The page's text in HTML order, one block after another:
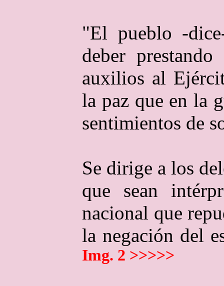
"El pueblo -
deber
auxilios al
la paz que en la
sentimientos de
Se dirige a los
que sean
nacional que
la negación
Img. 2 >>>>>